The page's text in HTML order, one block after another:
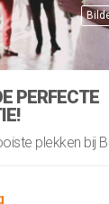
PERFECTE
plekken bij